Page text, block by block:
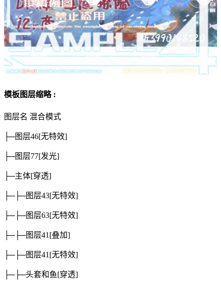
模板图层缩略 :
图层名 混合模式
├─图层46[无特效]
├─图层77[发光]
├─主体[穿透]
├─├─图层43[无特效]
├─├─图层63[无特效]
├─├─图层41 [叠加]
├─├─图层41 [无特效]
├─├─头套和鱼[穿透]